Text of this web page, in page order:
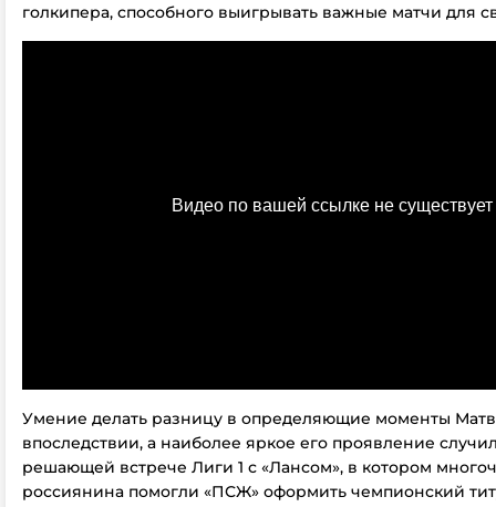
голкипера, способного выигрывать важные матчи для
Умение делать разницу в определяющие моменты
впоследствии, а наиболее яркое его проявление
решающей встрече Лиги 1 с «Лансом», в котором
россиянина помогли «ПСЖ» оформить чемпионский